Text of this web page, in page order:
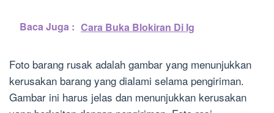
Baca Juga : Cara Buka Blokiran Di Ig
Foto barang rusak adalah gambar yang menunjukkan
kerusakan barang yang dialami selama pengiriman.
Gambar ini harus jelas dan menunjukkan kerusakan